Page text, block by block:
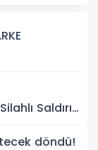
Saldırı:
döndü!